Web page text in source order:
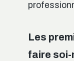
Les
faire soi-